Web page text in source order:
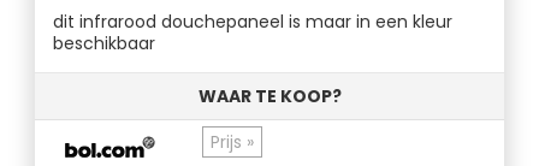
dit infrarood douchepaneel is maar in een kleur
beschikbaar
WAAR TE KOOP?
Prijs »